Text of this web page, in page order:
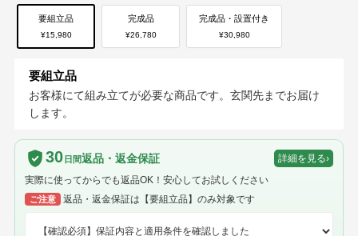
要組立品
¥15,980
完成品
¥26,780
完成品・設置付き
¥30,980
要組立品
お客様にて組み立てが必要な商品です。玄関先までお届け
します。
30 日間返品・返金保証 詳細を見る›
実際に使ってからでも返品OK！安心してお試しください
ご注意 返品・返金保証は【要組立品】のみ対象です